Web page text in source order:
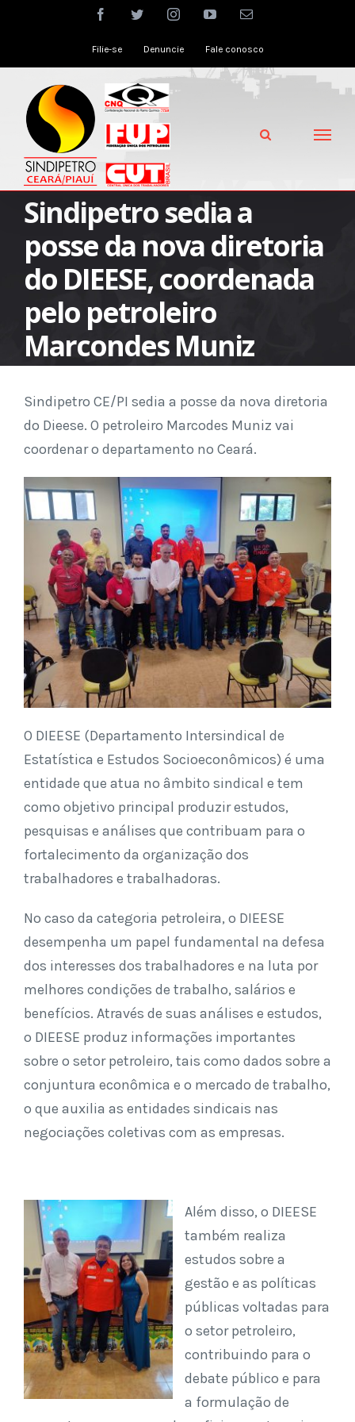
facebooktwitter instagramyoutubeEmail
Filie-se Denuncie Fale conosco
Sindipetro sedia a
posse da nova diretoria
do DIEESE, coordenada
pelo petroleiro
Marcondes Muniz
Sindipetro CE/PI sedia a posse da nova diretoria
do Dieese. O petroleiro Marcodes Muniz vai
coordenar o departamento no Ceará.
O DIEESE (Departamento Intersindical de
Estatística e Estudos Socioeconômicos) é uma
entidade que atua no âmbito sindical e tem
como objetivo principal produzir estudos,
pesquisas e análises que contribuam para o
fortalecimento da organização dos
trabalhadores e trabalhadoras.
No caso da categoria petroleira, o DIEESE
desempenha um papel fundamental na defesa
dos interesses dos trabalhadores e na luta por
melhores condições de trabalho, salários e
benefícios. Através de suas análises e estudos,
o DIEESE produz informações importantes
sobre o setor petroleiro, tais como dados sobre a
conjuntura econômica e o mercado de trabalho,
o que auxilia as entidades sindicais nas
negociações coletivas com as empresas.
Além disso, o DIEESE
também realiza
estudos sobre a
gestão e as políticas
públicas voltadas para
o setor petroleiro,
contribuindo para o
debate público e para
a formulação de